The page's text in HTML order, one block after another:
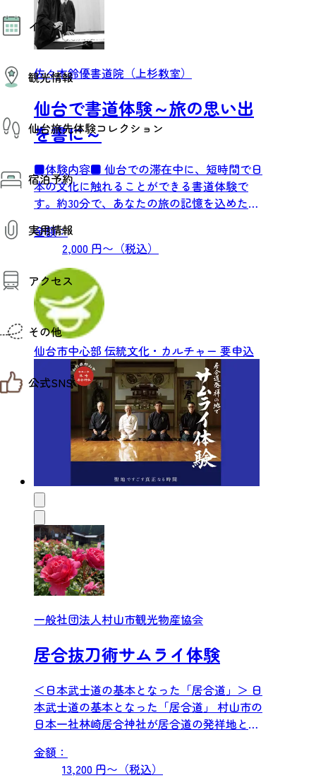
モデルコース
AIおまかせコース
オリジナルプラン
イベント
その他イベント情報（音楽・展示会）
コンベンション情報
観光情報
観光スポット
温泉
美味いもの
プロスポーツチーム・プロオーケストラ
仙台の銘品
仙台夜時間
仙台観光マップ
仙台旅先体験コレクション
仙台旅先体験コレクション
体験プログラム検索（予約）
体験事業者からのお知らせ
体験トピックス
体験事業者
宿泊予約
実用情報
観光案内
お役立ち情報
観光アプリ
仙台観光マップ
アクセス
仙台までの経路検索
市内の交通情報
お得なチケット
その他
お知らせ
お問い合わせ
せんだい旅日和とは
サイト利用規約
プライバシーポリシー
仙臺写真館フォトギャラリー
公式SNS
せんだい旅日和 X
せんだい旅日和 Instagram
せんだい旅日和 Facebook
仙台旅先体験コレクション Facebook
仙台旅先体験コレクション Instagaram
佐々木鈴優書道院（上杉教室）
仙台で書道体験～旅の思い出
を書に～
■体験内容■ 仙台での滞在中に、短時間で日
本の文化に触れることができる書道体験で
す。約30分で、あなたの旅の記憶を込めた
金額：
2,000 円〜（税込）
仙台市中心部 伝統文化・カルチャー 要申込
一般社団法人村山市観光物産協会
居合抜刀術サムライ体験
＜日本武士道の基本となった「居合道」＞ 日
本武士道の基本となった「居合道」 村山市の
日本一社林崎居合神社が居合道の発祥地とな
金額：
13,200 円〜（税込）